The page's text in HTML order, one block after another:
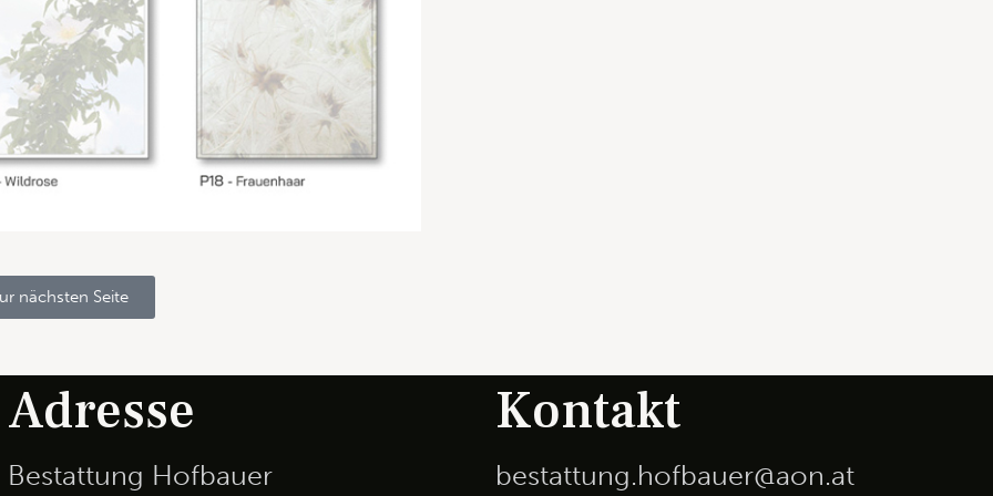
nächsten Seite
Adresse
Bestattung Hofbauer
Kontakt
bestattung.hofbauer@aon.at